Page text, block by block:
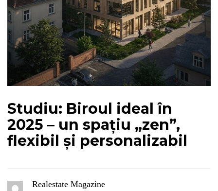
Studiu: Biroul ideal în
2025 – un spațiu „zen”,
flexibil și personalizabil
Realestate Magazine